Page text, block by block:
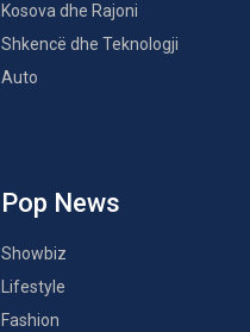
Kosova dhe Rajoni
Shkencë dhe Teknologji
Auto
Pop News
Showbiz
Lifestyle
Fashion